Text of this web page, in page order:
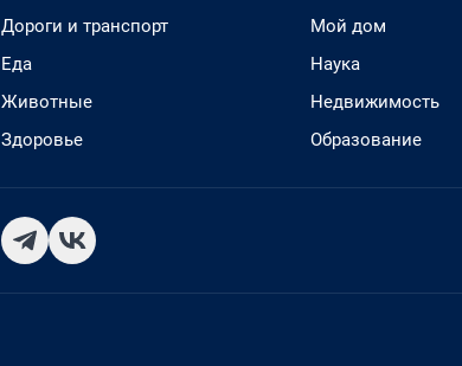
Дороги и транспорт
Еда
Животные
Здоровье
Мой дом
Наука
Недвижимость
Образование